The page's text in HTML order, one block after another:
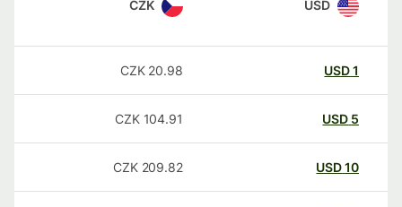
USD
CZK
USD
20.98
CZK
USD
104.91
CZK
USD
209.82
CZK